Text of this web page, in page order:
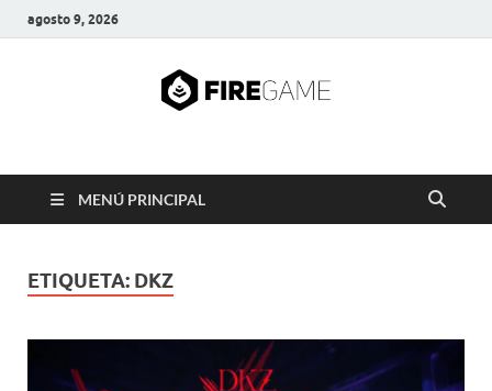
agosto 9, 2026
FIRE GAME
MENÚ PRINCIPAL
ETIQUETA: DKZ